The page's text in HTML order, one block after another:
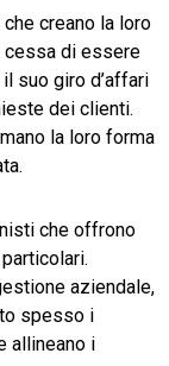
creano la loro
cessa di essere
suo giro d’affari
dei clienti.
la loro forma
che offrono
aziendale,
spesso i
allineano i